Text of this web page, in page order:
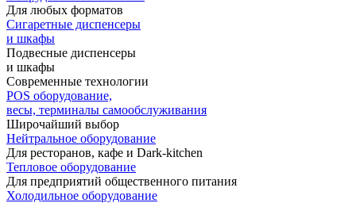
Для любых форматов
Сигаретные диспенсеры
и шкафы
Подвесные диспенсеры
и шкафы
Современные технологии
POS оборудование,
весы, терминалы самообслуживания
Широчайший выбор
Нейтральное оборудование
Для ресторанов, кафе и Dark-kitchen
Тепловое оборудование
Для предприятий общественного питания
Холодильное оборудование